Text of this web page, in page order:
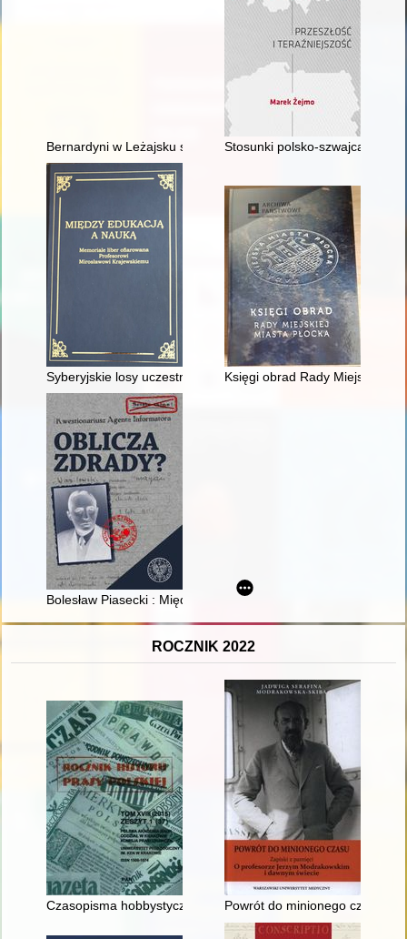
Bernardyni w Leżajsku staropolskim na kartach "Liber
Stosunki polsko-szwajcarskie :
Syberyjskie losy uczestników zgrupowania zbrojnego
Księgi obrad Rady Miejskiej
Bolesław Piasecki : Między grą o przetrwanie a ideowym
ROCZNIK 2022
Czasopisma hobbystyczne w Polsce : próba zdefiniowania
Powrót do minionego czasu :